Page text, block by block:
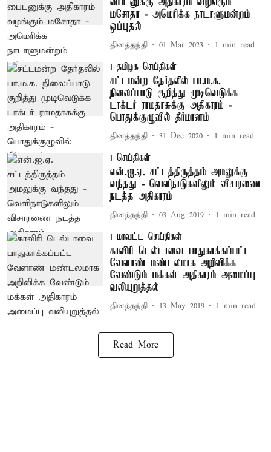
பைடனுக்கு அதிகாரம் வழங்கும்
மசோதா - அமெரிக்க நாடாளுமன்றம்
ஒப்புதல்
தினத்தந்தி 01 Mar 2023 1 min read
தமிழக செய்திகள்
சட்டமன்ற தேர்தலில் பா.ம.க.
நிலைப்பாடு குறித்து முடிவெடுக்க
டாக்டர் ராமதாசுக்கு அதிகாரம் -
பொதுக்குழுவில் தீர்மானம்
தினத்தந்தி 31 Dec 2020 1 min read
செய்திகள்
என்.ஐ.ஏ. சட்டத்திருத்தம் அமலுக்கு
வந்தது - வெளிநாடுகளிலும் விசாரணை
நடத்த அதிகாரம்
தினத்தந்தி 03 Aug 2019 1 min read
மாவட்ட செய்திகள்
காவிரி டெல்டாவை பாதுகாக்கப்பட்ட
வேளாண் மண்டலமாக அறிவிக்க
வேண்டும் மக்கள் அதிகாரம் அமைப்பு
வலியுறுத்தல்
தினத்தந்தி 13 May 2019 1 min read
Read More